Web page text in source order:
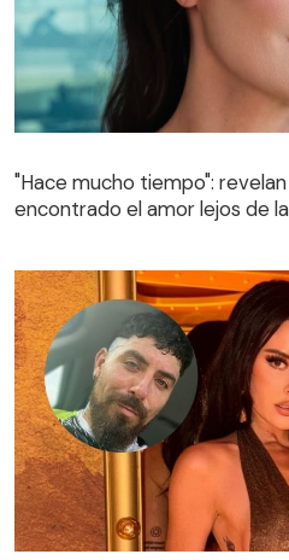
"Hace mucho tiempo":
encontrado el amor lejos de